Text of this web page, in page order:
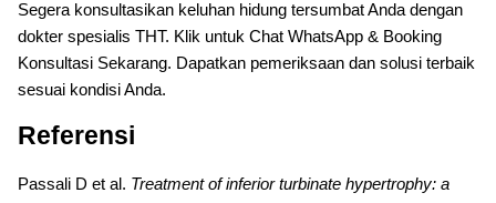
Segera konsultasikan keluhan hidung tersumbat Anda dengan
dokter spesialis THT. Klik untuk Chat WhatsApp & Booking
Konsultasi Sekarang. Dapatkan pemeriksaan dan solusi terbaik
sesuai kondisi Anda.
Referensi
Passali D et al. Treatment of inferior turbinate hypertrophy: a